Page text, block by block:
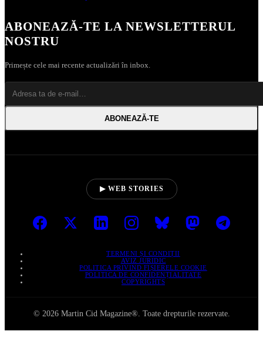
ABONEAZĂ‑TE LA NEWSLETTERUL
NOSTRU
Primește cele mai recente actualizări în inbox.
ABONEAZĂ‑TE
▶ WEB STORIES
TERMENI ȘI CONDIȚII
AVIZ JURIDIC
POLITICA PRIVIND FIȘIERELE COOKIE
POLITICA DE CONFIDENȚIALITATE
COPYRIGHTS
© 2026 Martin Cid Magazine®. Toate drepturile rezervate.